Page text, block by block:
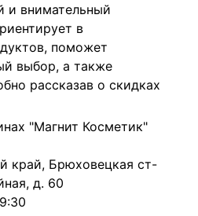
и внимательный
в
поможет
выбор, а также
рассказав о скидках
"Магнит Косметик"
край, Брюховецкая ст-
д. 60